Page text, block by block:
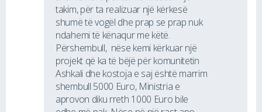
takim, për ta realizuar një kërkesë
shumë të vogël dhe prap se prap nuk
ndahemi të kënaqur me këtë.
Përshembull, nëse kemi kërkuar një
projekt që ka të bëjë për komunitetin
Ashkali dhe kostoja e saj është marrim
shembull 5000 Euro, Ministria e
aprovon diku rreth 1000 Euro bile